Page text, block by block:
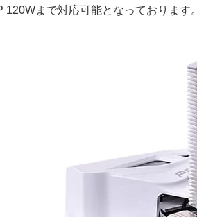
120Wまで対応可能となっております。